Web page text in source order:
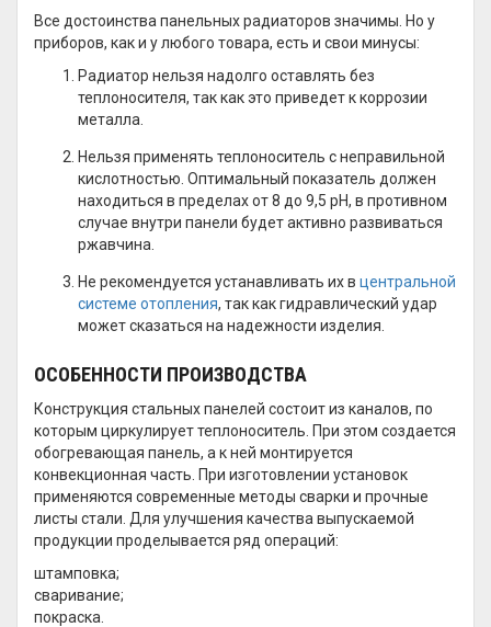
Все достоинства панельных радиаторов значимы. Но у
приборов, как и у любого товара, есть и свои минусы:
Радиатор нельзя надолго оставлять без
теплоносителя, так как это приведет к коррозии
металла.
Нельзя применять теплоноситель с неправильной
кислотностью. Оптимальный показатель должен
находиться в пределах от 8 до 9,5 pH, в противном
случае внутри панели будет активно развиваться
ржавчина.
Не рекомендуется устанавливать их в центральной
системе отопления, так как гидравлический удар
может сказаться на надежности изделия.
ОСОБЕННОСТИ ПРОИЗВОДСТВА
Конструкция стальных панелей состоит из каналов, по
которым циркулирует теплоноситель. При этом создается
обогревающая панель, а к ней монтируется
конвекционная часть. При изготовлении установок
применяются современные методы сварки и прочные
листы стали. Для улучшения качества выпускаемой
продукции проделывается ряд операций:
штамповка;
сваривание;
покраска.